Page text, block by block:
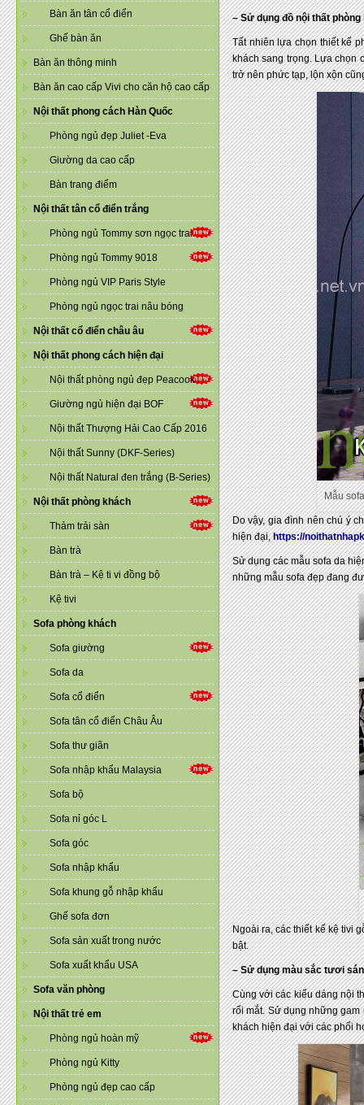
Bàn ăn tân cổ điển
Ghế bàn ăn
Bàn ăn thông minh
Bàn ăn cao cấp Vivi cho căn hộ cao cấp
Nội thất phong cách Hàn Quốc
Phòng ngủ đẹp Juliet -Eva
Giường da cao cấp
Bàn trang điểm
Nội thất tân cổ điển trắng
Phòng ngủ Tommy sơn ngọc trai
Phòng ngủ Tommy 9018
Phòng ngủ VIP Paris Style
Phòng ngủ ngọc trai nâu bóng
Nội thất cổ điển châu âu
Nội thất phong cách hiện đại
Nội thất phòng ngủ đẹp Peacook
Giường ngủ hiện đại BOF
Nội thất Thượng Hải Cao Cấp 2016
Nội thất Sunny (DKF-Series)
Nội thất Natural đen trắng (B-Series)
Nội thất phòng khách
Thảm trải sàn
Bàn trà
Bàn trà – Kệ ti vi đồng bộ
Kệ tivi
Sofa phòng khách
Sofa giường
Sofa da
Sofa cổ điển
Sofa tân cổ điển Châu Âu
Sofa thư giãn
Sofa nhập khẩu Malaysia
Sofa bộ
Sofa nỉ góc L
Sofa góc
Sofa nhập khẩu
Sofa khung gỗ nhập khẩu
Ghế sofa đơn
Sofa sản xuất trong nước
Sofa xuất khẩu USA
Sofa văn phòng
Nội thất trẻ em
Phòng ngủ hoàn mỹ
Phòng ngủ Kitty
Phòng ngủ đẹp cao cấp
– Sử dụng đồ nội thất
Tất nhiên lựa chọn thiết kế
khách sang trọng. Lựa chọn
trở nên phức tạp, lộn xộn
Mẫu
Do vậy, gia đình nên chú ý
hiện đại,https://
Sử dụng các mẫu sofa da
những mẫu sofa đẹp đang
Ngoài ra, các thiết kế kệ tivi
bật.
– Sử dụng màu sắc tươi
Cùng với các kiểu dáng nội
rối mắt. Sử dụng những
khách hiện đại với các phối